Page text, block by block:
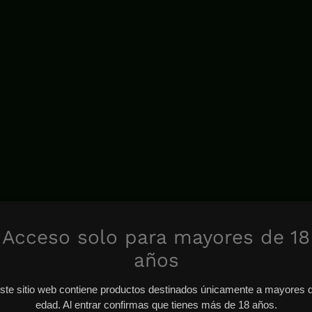
Acceso solo para mayores de 18
años
sitio web contiene productos destinados únicamente a mayores
edad. Al entrar confirmas que tienes más de 18 años.